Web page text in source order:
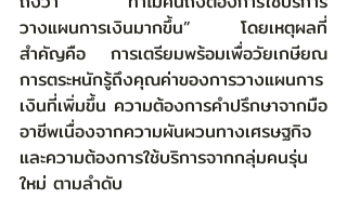
วางแผนการเงินมากขึ้น” โดยเหตุผลที่
สำคัญคือ การเตรียมพร้อมเพื่อวัยเกษียณ
การตระหนักรู้ถึงคุณค่าของการวางแผนการ
เงินที่เพิ่มขึ้น ความต้องการคำปรึกษาจากมือ
อาชีพเนื่องจากความผันผวนทางเศรษฐกิจ
และความต้องการใช้บริการจากกลุ่มคนรุ่น
ใหม่ ตามลำดับ